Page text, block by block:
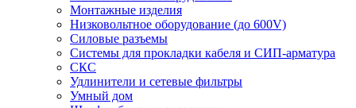
Монтажные изделия
Низковольтное оборудование (до 600V)
Силовые разъемы
Системы для прокладки кабеля и СИП-арматура
СКС
Удлинители и сетевые фильтры
Умный дом